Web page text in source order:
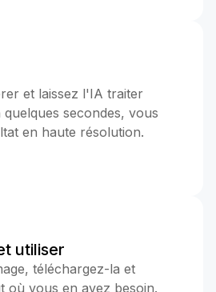
et laissez l'IA traiter
secondes, vous
en haute résolution.
utiliser
téléchargez-la et
où vous en avez besoin.